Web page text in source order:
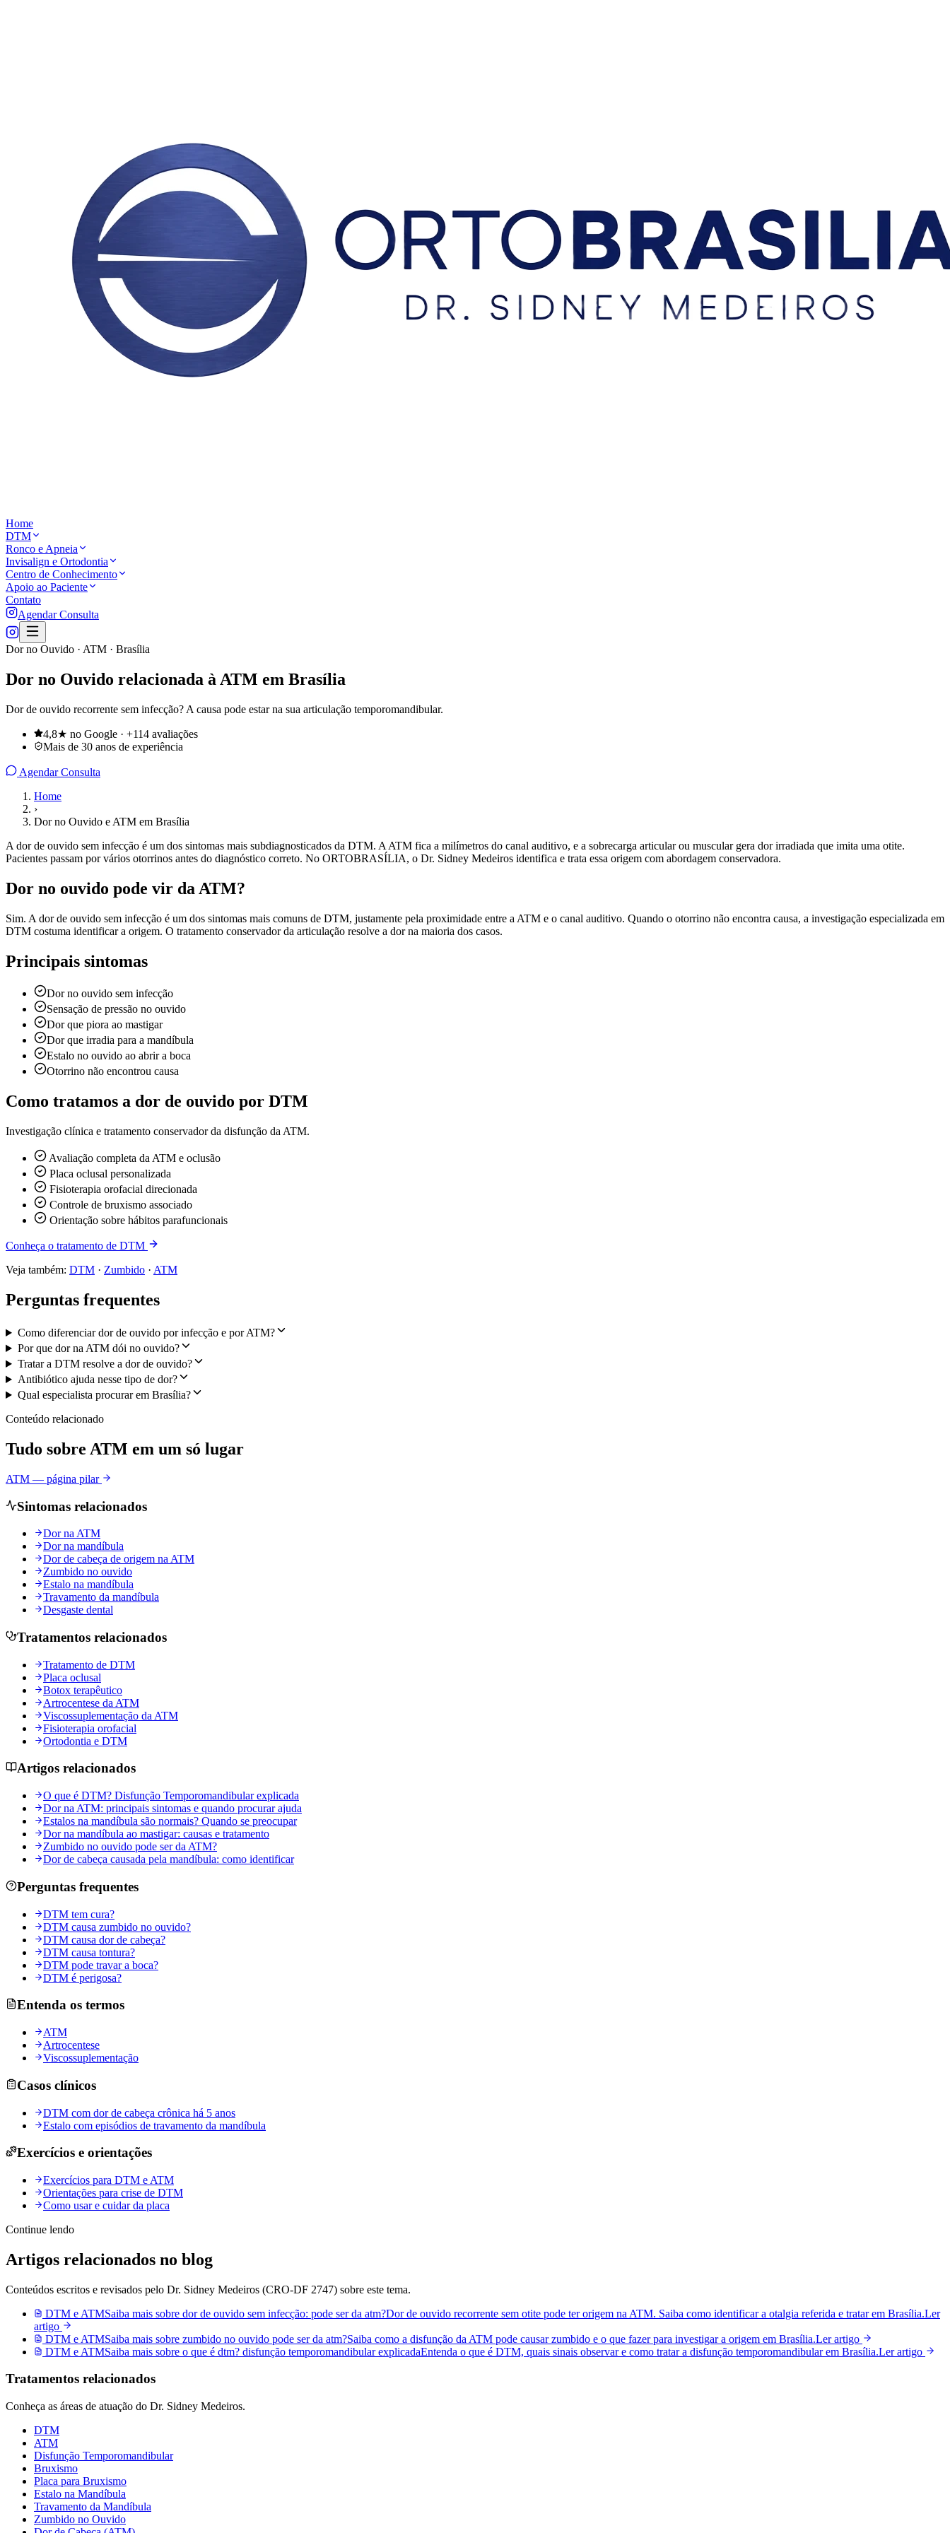
Home
DTM
Ronco e Apneia
Invisalign e Ortodontia
Centro de Conhecimento
Apoio ao Paciente
Contato
Agendar Consulta
Dor no Ouvido · ATM · Brasília
Dor no Ouvido relacionada à ATM em Brasília
Dor de ouvido recorrente sem infecção? A causa pode estar na sua articulação temporomandibular.
4,8★ no Google · +114 avaliações
Mais de 30 anos de experiência
Agendar Consulta
Home
›
Dor no Ouvido e ATM em Brasília
A dor de ouvido sem infecção é um dos sintomas mais subdiagnosticados da DTM. A ATM fica a milímetros do canal auditivo, e a sobrecarga articular ou muscular gera dor irradiada que imita uma otite.
Pacientes passam por vários otorrinos antes do diagnóstico correto. No ORTOBRASÍLIA, o Dr. Sidney Medeiros identifica e trata essa origem com abordagem conservadora.
Dor no ouvido pode vir da ATM?
Sim. A dor de ouvido sem infecção é um dos sintomas mais comuns de DTM, justamente pela proximidade entre a ATM e o canal auditivo. Quando o otorrino não encontra causa, a investigação especializada em
DTM costuma identificar a origem. O tratamento conservador da articulação resolve a dor na maioria dos casos.
Principais sintomas
Dor no ouvido sem infecção
Sensação de pressão no ouvido
Dor que piora ao mastigar
Dor que irradia para a mandíbula
Estalo no ouvido ao abrir a boca
Otorrino não encontrou causa
Como tratamos a dor de ouvido por DTM
Investigação clínica e tratamento conservador da disfunção da ATM.
Avaliação completa da ATM e oclusão
Placa oclusal personalizada
Fisioterapia orofacial direcionada
Controle de bruxismo associado
Orientação sobre hábitos parafuncionais
Conheça o tratamento de DTM
Veja também: DTM · Zumbido · ATM
Perguntas frequentes
Como diferenciar dor de ouvido por infecção e por ATM?
Por que dor na ATM dói no ouvido?
Tratar a DTM resolve a dor de ouvido?
Antibiótico ajuda nesse tipo de dor?
Qual especialista procurar em Brasília?
Conteúdo relacionado
Tudo sobre ATM em um só lugar
ATM — página pilar
Sintomas relacionados
Dor na ATM
Dor na mandíbula
Dor de cabeça de origem na ATM
Zumbido no ouvido
Estalo na mandíbula
Travamento da mandíbula
Desgaste dental
Tratamentos relacionados
Tratamento de DTM
Placa oclusal
Botox terapêutico
Artrocentese da ATM
Viscossuplementação da ATM
Fisioterapia orofacial
Ortodontia e DTM
Artigos relacionados
O que é DTM? Disfunção Temporomandibular explicada
Dor na ATM: principais sintomas e quando procurar ajuda
Estalos na mandíbula são normais? Quando se preocupar
Dor na mandíbula ao mastigar: causas e tratamento
Zumbido no ouvido pode ser da ATM?
Dor de cabeça causada pela mandíbula: como identificar
Perguntas frequentes
DTM tem cura?
DTM causa zumbido no ouvido?
DTM causa dor de cabeça?
DTM causa tontura?
DTM pode travar a boca?
DTM é perigosa?
Entenda os termos
ATM
Artrocentese
Viscossuplementação
Casos clínicos
DTM com dor de cabeça crônica há 5 anos
Estalo com episódios de travamento da mandíbula
Exercícios e orientações
Exercícios para DTM e ATM
Orientações para crise de DTM
Como usar e cuidar da placa
Continue lendo
Artigos relacionados no blog
Conteúdos escritos e revisados pelo Dr. Sidney Medeiros (CRO-DF 2747) sobre este tema.
DTM e ATMSaiba mais sobre dor de ouvido sem infecção: pode ser da atm?Dor de ouvido recorrente sem otite pode ter origem na ATM. Saiba como identificar a otalgia referida e tratar em Brasília.Ler
artigo
DTM e ATMSaiba mais sobre zumbido no ouvido pode ser da atm?Saiba como a disfunção da ATM pode causar zumbido e o que fazer para investigar a origem em Brasília.Ler artigo
DTM e ATMSaiba mais sobre o que é dtm? disfunção temporomandibular explicadaEntenda o que é DTM, quais sinais observar e como tratar a disfunção temporomandibular em Brasília.Ler artigo
Tratamentos relacionados
Conheça as áreas de atuação do Dr. Sidney Medeiros.
DTM
ATM
Disfunção Temporomandibular
Bruxismo
Placa para Bruxismo
Estalo na Mandíbula
Travamento da Mandíbula
Zumbido no Ouvido